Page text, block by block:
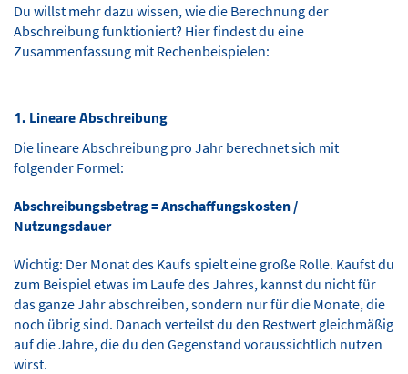
Du willst mehr dazu wissen, wie die Berechnung der
Abschreibung funktioniert? Hier findest du eine
Zusammenfassung mit Rechenbeispielen:
1. Lineare Abschreibung
Die lineare Abschreibung pro Jahr berechnet sich mit
folgender Formel:
Abschreibungsbetrag = Anschaffungskosten /
Nutzungsdauer
Wichtig: Der Monat des Kaufs spielt eine große Rolle. Kaufst du
zum Beispiel etwas im Laufe des Jahres, kannst du nicht für
das ganze Jahr abschreiben, sondern nur für die Monate, die
noch übrig sind. Danach verteilst du den Restwert gleichmäßig
auf die Jahre, die du den Gegenstand voraussichtlich nutzen
wirst.